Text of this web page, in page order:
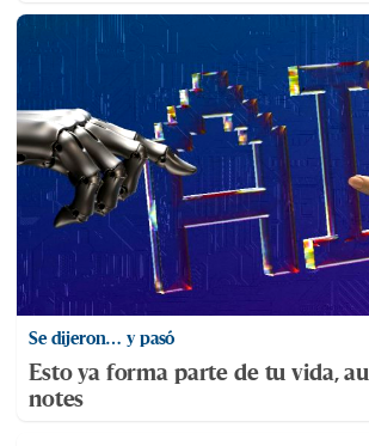
Se dijeron… y pasó
Esto ya forma parte de tu vida,
notes